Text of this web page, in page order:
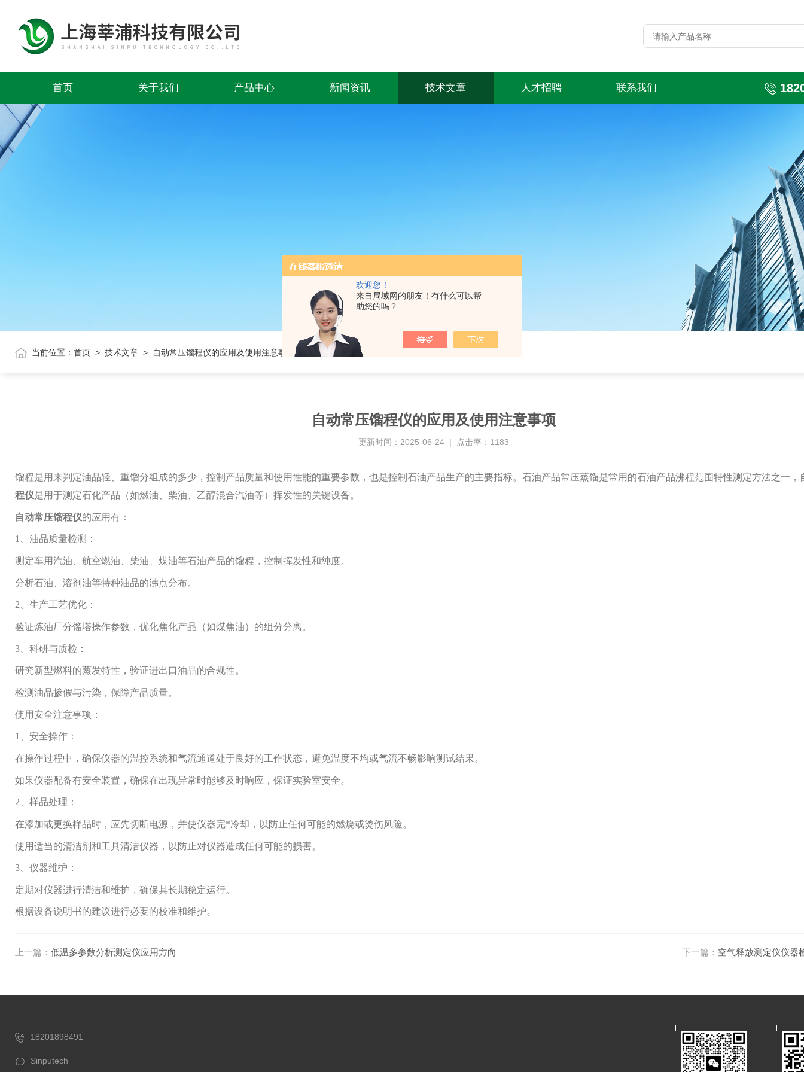
欢迎您！
来自局域网的朋友！有什么可以帮
助您的吗？
首页 关于我们 产品中心 新闻资讯 技术文章 人才招聘 联系我们
当前位置： 首页 > 技术文章 > 自动常压馏程仪的应用及使用注意事项
自动常压馏程仪的应用及使用注意事项
更新时间：2025-06-24 | 点击率：1183
馏程是用来判定油品轻、重馏分组成的多少，控制产品质量和使用性能的重要参数，也是控制石油产品生产的主要指标。石油产品常压蒸馏是常用的石油产品沸程范围特性测定方法之一，
程仪是用于测定石化产品（如燃油、柴油、乙醇混合汽油等）挥发性的关键设备。
自动常压馏程仪的应用有：
1、油品质量检测：
测定车用汽油、航空燃油、柴油、煤油等石油产品的馏程，控制挥发性和纯度。
分析石油、溶剂油等特种油品的沸点分布。
2、生产工艺优化：
验证炼油厂分馏塔操作参数，优化焦化产品（如煤焦油）的组分分离。
3、科研与质检：
研究新型燃料的蒸发特性，验证进出口油品的合规性。
检测油品掺假与污染，保障产品质量。
使用安全注意事项：
1、安全操作：
在操作过程中，确保仪器的温控系统和气流通道处于良好的工作状态，避免温度不均或气流不畅影响测试结果。
如果仪器配备有安全装置，确保在出现异常时能够及时响应，保证实验室安全。
2、样品处理：
在添加或更换样品时，应先切断电源，并使仪器完*冷却，以防止任何可能的燃烧或烫伤风险。
使用适当的清洁剂和工具清洁仪器，以防止对仪器造成任何可能的损害。
3、仪器维护：
定期对仪器进行清洁和维护，确保其长期稳定运行。
根据设备说明书的建议进行必要的校准和维护。
上一篇： 低温多参数分析测定仪应用方向 下一篇： 空气释放测定仪仪器
18201898491
Sinputech